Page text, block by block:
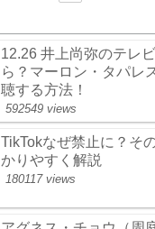
12.26 井上尚弥のテレ
ら？マーロン・タパレ
聴する方法！
592549 views
TikTokなぜ禁止に？そ
かりやすく解説
180117 views